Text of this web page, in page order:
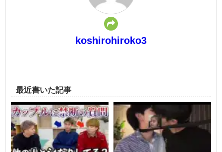
koshirohiroko3
最近書いた記事